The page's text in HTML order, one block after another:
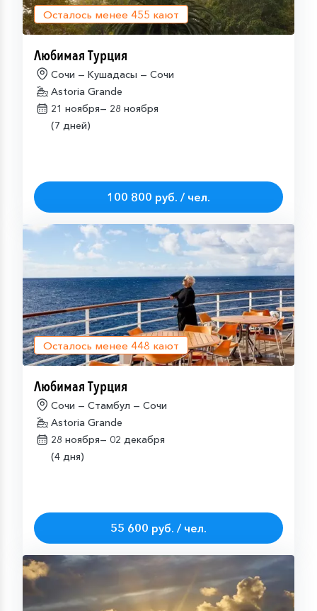
Осталось менее 455 кают
Любимая Турция
Сочи — Кушадасы — Сочи
Astoria Grande
21 ноября— 28 ноября
(7 дней)
100 800 руб. / чел.
Осталось менее 448 кают
Любимая Турция
Сочи — Стамбул — Сочи
Astoria Grande
28 ноября— 02 декабря
(4 дня)
55 600 руб. / чел.